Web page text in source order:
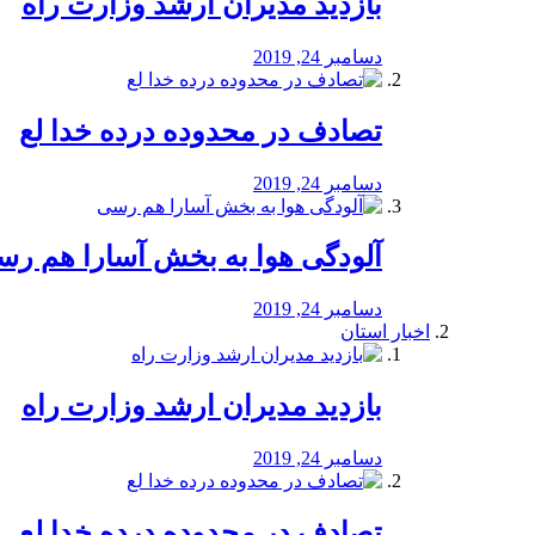
دسامبر 24, 2019
تصادف در محدوده درده خدا لع
دسامبر 24, 2019
آلودگی هوا به بخش آسارا هم
دسامبر 24, 2019
اخبار استان
بازدید مدیران ارشد وزارت راه
دسامبر 24, 2019